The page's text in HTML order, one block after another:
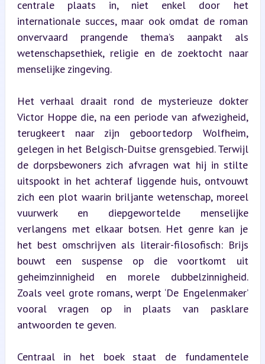
centrale plaats in, niet enkel door het
internationale succes, maar ook omdat de roman
onvervaard prangende thema’s aanpakt als
wetenschapsethiek, religie en de zoektocht naar
menselijke zingeving.
Het verhaal draait rond de mysterieuze dokter
Victor Hoppe die, na een periode van afwezigheid,
terugkeert naar zijn geboortedorp Wolfheim,
gelegen in het Belgisch-Duitse grensgebied. Terwijl
de dorpsbewoners zich afvragen wat hij in stilte
uitspookt in het achteraf liggende huis, ontvouwt
zich een plot waarin briljante wetenschap, moreel
vuurwerk en diepgewortelde menselijke
verlangens met elkaar botsen. Het genre kan je
het best omschrijven als literair-filosofisch: Brijs
bouwt een suspense op die voortkomt uit
geheimzinnigheid en morele dubbelzinnigheid.
Zoals veel grote romans, werpt ‘De Engelenmaker’
vooral vragen op in plaats van pasklare
antwoorden te geven.
Centraal in het boek staat de fundamentele